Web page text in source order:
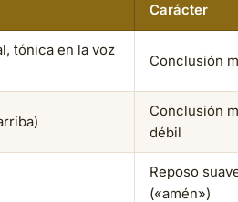
Carácter
tónica en la voz
Conclusión
Conclusión
débil
Reposo
(«amén»)